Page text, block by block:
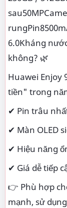
6.0Kháng
không? 🌿
Huawei Enjoy
tiền" trong
✔ Pin trâu
✔ Màn OLED
✔ Hiệu năng
✔ Giá dễ tiếp
👉 Phù hợp
mạnh, sử